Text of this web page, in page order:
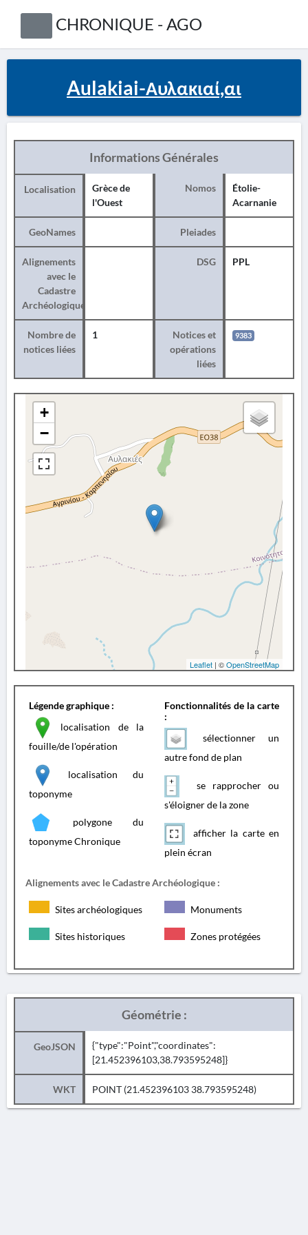
CHRONIQUE - AGO
Aulakiai-Αυλακιαί,αι
Informations Générales
Localisation
Grèce de
l'Ouest
Nomos
Étolie-
Acarnanie
GeoNames Pleiades
Alignements
avec le
Cadastre
Archéologique
DSG PPL
Nombre de
notices liées
1
Notices et
opérations
liées
9383
+
−
Leaflet | ©OpenStreetMap
Légende graphique :
localisation de la
fouille/de l'opération
localisation du
toponyme
polygone du
toponyme Chronique
Fonctionnalités de la carte
:
sélectionner un
autre fond de plan
se rapprocher ou
s'éloigner de la zone
afficher la carte en
plein écran
Alignements avec le Cadastre Archéologique :
Sites archéologiques Monuments
Sites historiques Zones protégées
Géométrie :
GeoJSON
{"type":"Point","coordinates":
[21.452396103,38.793595248]}
WKT POINT (21.452396103 38.793595248)